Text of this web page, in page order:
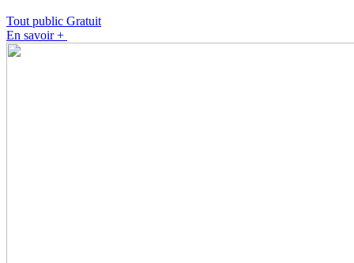
Tout public Gratuit
En savoir +